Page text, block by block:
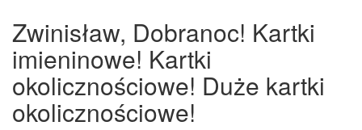
Zwinisław, Dobranoc! Kartki
imieninowe! Kartki
okolicznościowe! Duże kartki
okolicznościowe!